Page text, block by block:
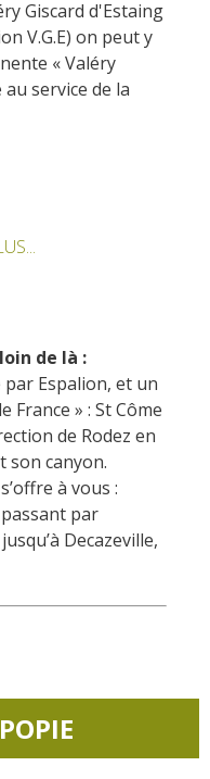
Giscard d'Estaing
V.G.E) on peut y
« Valéry
au service de la
de là :
Espalion, et un
France » : St Côme
de Rodez en
son canyon.
à vous :
par
Decazeville,